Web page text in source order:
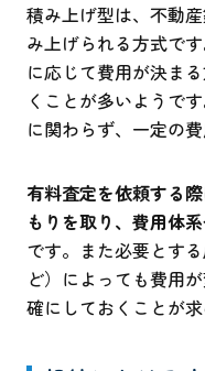
積み上げ型は、不動
み上げられる方式で
に応じて費用が決ま
くことが多いようで
に関わらず、一定の
有料査定を依頼する
もりを取り、費用体
です。また必要とす
ど）によっても費用
確にしておくことが求